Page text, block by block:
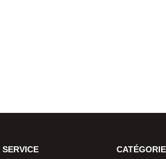
SERVICE